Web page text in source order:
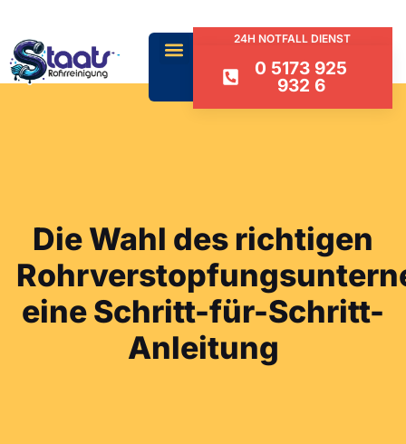
24H NOTFALL DIENST
0 5173 925
932 6
Die Wahl des richtigen
eine Schritt-für-Schritt-
Anleitung